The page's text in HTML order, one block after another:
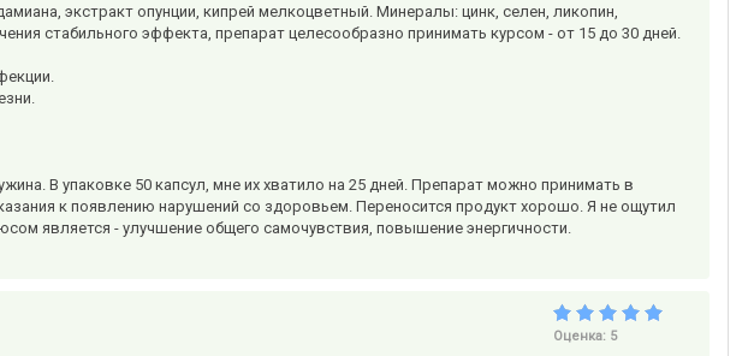
экстракт опунции, кипрей мелкоцветный. Минералы: цинк, селен, ликопин,
стабильного эффекта, препарат целесообразно принимать курсом - от 15 до 30 дней.
В упаковке 50 капсул, мне их хватило на 25 дней. Препарат можно принимать в
к появлению нарушений со здоровьем. Переносится продукт хорошо. Я не ощутил
является - улучшение общего самочувствия, повышение энергичности.
Оценка: 5